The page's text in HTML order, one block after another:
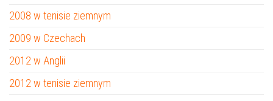
2008 w tenisie ziemnym
2009 w Czechach
2012 w Anglii
2012 w tenisie ziemnym